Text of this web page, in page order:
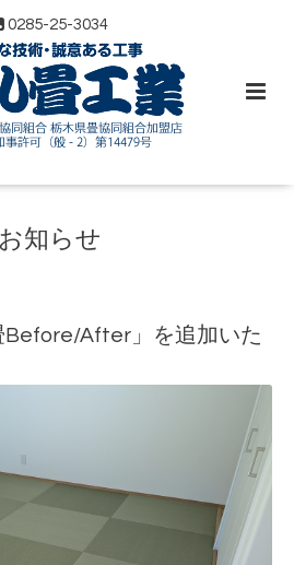
0285-25-3034
お知らせ
Before/After」を追加いた